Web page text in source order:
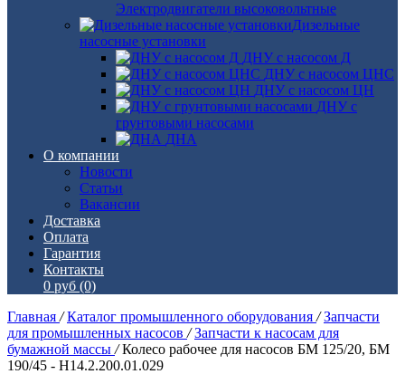
Электродвигатели высоковольтные
Дизельные
насосные установки
ДНУ с насосом Д
ДНУ с насосом ЦНС
ДНУ с насосом ЦН
ДНУ с
грунтовыми насосами
ДНА
О компании
Новости
Статьи
Вакансии
Доставка
Оплата
Гарантия
Контакты
0 руб (0)
Главная / Каталог промышленного оборудования / Запчасти
для промышленных насосов / Запчасти к насосам для
бумажной массы / Колесо рабочее для насосов БМ 125/20, БМ
190/45 - Н14.2.200.01.029